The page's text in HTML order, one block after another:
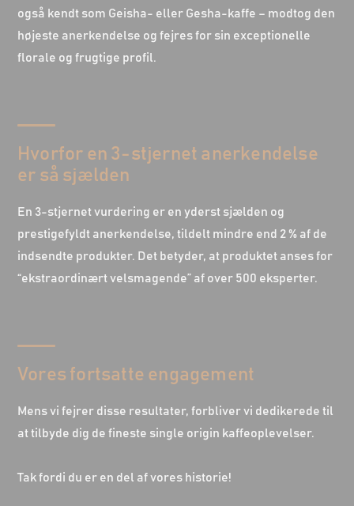
også kendt som Geisha- eller Gesha-kaffe – modtog den
højeste anerkendelse og fejres for sin exceptionelle
florale og frugtige profil.
Hvorfor en 3-stjernet anerkendelse
er så sjælden
En 3-stjernet vurdering er en yderst sjælden og
prestigefyldt anerkendelse, tildelt mindre end 2 % af de
indsendte produkter. Det betyder, at produktet anses for
“ekstraordinært velsmagende” af over 500 eksperter.
Vores fortsatte engagement
Mens vi fejrer disse resultater, forbliver vi dedikerede til
at tilbyde dig de fineste single origin kaffeoplevelser.
Tak fordi du er en del af vores historie!